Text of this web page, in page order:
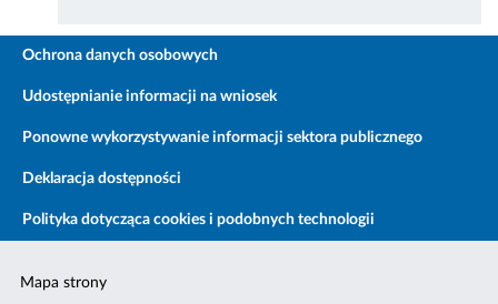
Ochrona danych osobowych
Udostępnianie informacji na wniosek
Ponowne wykorzystywanie informacji sektora publicznego
Deklaracja dostępności
Polityka dotycząca cookies i podobnych technologii
Mapa strony